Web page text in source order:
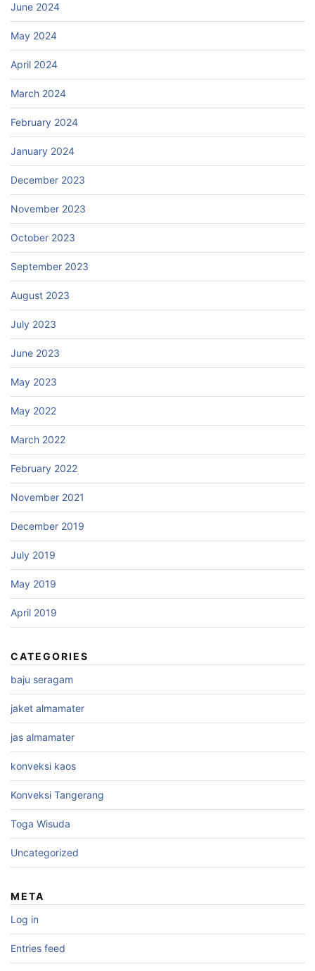
June 2024
May 2024
April 2024
March 2024
February 2024
January 2024
December 2023
November 2023
October 2023
September 2023
August 2023
July 2023
June 2023
May 2023
May 2022
March 2022
February 2022
November 2021
December 2019
July 2019
May 2019
April 2019
CATEGORIES
baju seragam
jaket almamater
jas almamater
konveksi kaos
Konveksi Tangerang
Toga Wisuda
Uncategorized
META
Log in
Entries feed